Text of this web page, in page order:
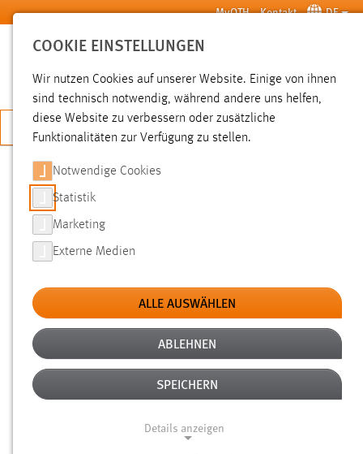
Zum Hauptinhalt springen MyOTH Kontakt DE
SUCHE
JETZT BEWERBEN
SUCHE
FILTER
Typ
Erstellungsdatum
Alter
COOKIE EINSTELLUNGEN
Wir nutzen Cookies auf unserer Website. Einige von ihnen
sind technisch notwendig, während andere uns helfen,
diese Website zu verbessern oder zusätzliche
Funktionalitäten zur Verfügung zu stellen.
Notwendige Cookies
Statistik
Marketing
Externe Medien
ALLE AUSWÄHLEN
ABLEHNEN
SPEICHERN
Details anzeigen